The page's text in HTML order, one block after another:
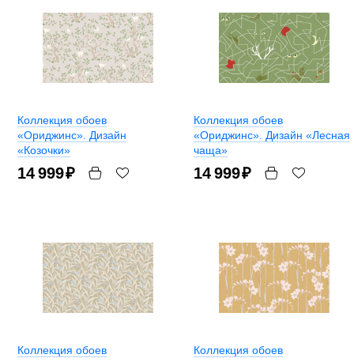
Коллекция обоев
«Ориджинс». Дизайн
«Козочки»
14 999₽
Коллекция обоев
«Ориджинс». Дизайн «Лесная
чаща»
14 999₽
Коллекция обоев
Коллекция обоев